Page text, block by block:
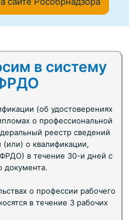
в систему
(об удостоверениях
о профессиональной
реестр сведений
(или) о квалификации,
в течение 30-и дней с
документа.
о профессии рабочего
в течение 3 рабочих